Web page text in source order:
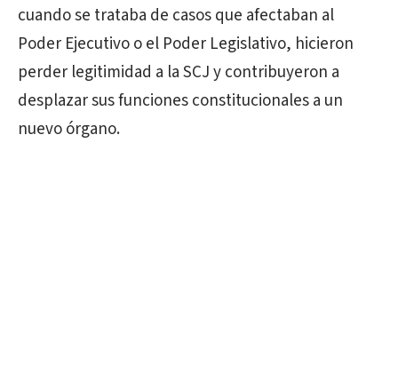
cuando se trataba de casos que afectaban al
Poder Ejecutivo o el Poder Legislativo, hicieron
perder legitimidad a la SCJ y contribuyeron a
desplazar sus funciones constitucionales a un
nuevo órgano.